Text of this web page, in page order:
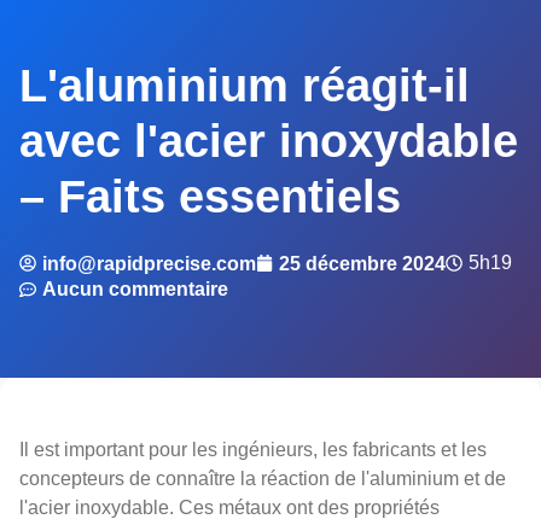
L'aluminium réagit-il
avec l'acier inoxydable
– Faits essentiels
info@rapidprecise.com 25 décembre 2024
5h19
Aucun commentaire
Il est important pour les ingénieurs, les fabricants et les
concepteurs de connaître la réaction de l'aluminium et de
l'acier inoxydable. Ces métaux ont des propriétés